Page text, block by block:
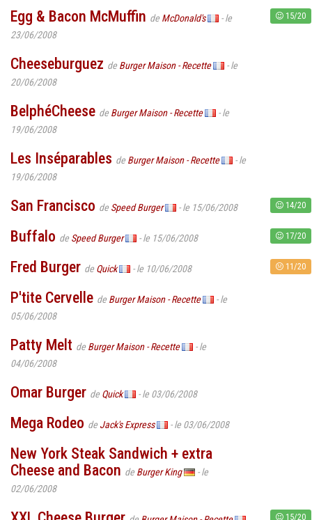
Egg & Bacon McMuffin de McDonald's
- le
23/06/2008
15/20
Cheeseburguez de Burger Maison - Recette
- le
20/06/2008
BelphéCheese de Burger Maison - Recette
- le
19/06/2008
Les Inséparables de Burger Maison - Recette
- le
19/06/2008
San Francisco de Speed Burger - le 15/06/2008 14/20
Buffalo de Speed Burger - le 15/06/2008 17/20
Fred Burger de Quick - le 10/06/2008 11/20
P'tite Cervelle de Burger Maison - Recette
- le
05/06/2008
Patty Melt de Burger Maison - Recette
- le
04/06/2008
Omar Burger de Quick - le 03/06/2008
Mega Rodeo de Jack's Express - le 03/06/2008
New York Steak Sandwich + extra
Cheese and Bacon de Burger King
- le
02/06/2008
15/20